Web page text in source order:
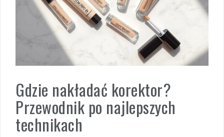
Gdzie nakładać korektor?
Przewodnik po najlepszych
technikach